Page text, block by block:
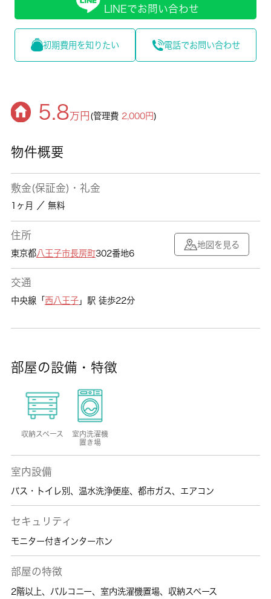
LINEでお問い合わせ
初期費用を知りたい 電話でお問い合わせ
5.8万円 (管理費 2,000円)
物件概要
敷金(保証金)・礼金
1ヶ月 ／ 無料
住所
東京都八王子市長房町302番地6
地図を見る
交通
中央線「 西八王子」駅 徒歩22分
部屋の設備・特徴
収納スペース
室内洗濯機
置き場
室内設備
バス・トイレ別 、 温水洗浄便座、 都市ガス、 エアコン
セキュリティ
モニター付きインターホン
部屋の特徴
2階以上、 バルコニー、 室内洗濯機置場、 収納スペース